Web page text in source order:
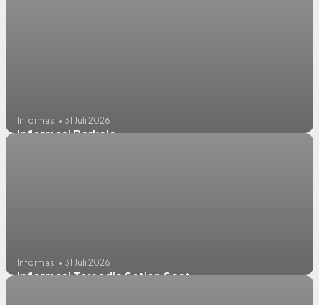
Informasi • 31 Juli 2026
Informasi Berkala
Informasi • 31 Juli 2026
Informasi Tersedia Setiap Saat